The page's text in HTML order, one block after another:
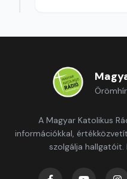
A Magyar Katolikus
információkkal,
szolgálja